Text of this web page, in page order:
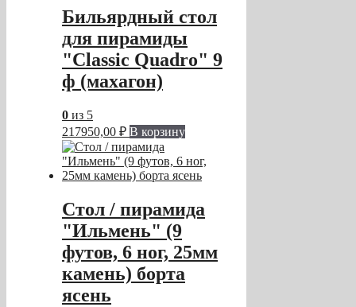
Бильярдный стол
для пирамиды
"Classic Quadro" 9
ф (махагон)
0 из 5
217950,00 ₽ В корзину
Стол / пирамида
"Ильмень" (9
футов, 6 ног, 25мм
камень) борта
ясень